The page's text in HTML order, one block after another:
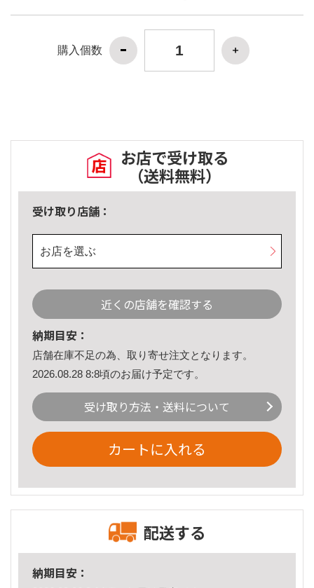
購入個数
お店で受け取る
（送料無料）
受け取り店舗：
お店を選ぶ
近くの店舗を確認する
納期目安：
店舗在庫不足の為、取り寄せ注文となります。
2026.08.28 8:8頃のお届け予定です。
受け取り方法・送料について
カートに入れる
配送する
納期目安：